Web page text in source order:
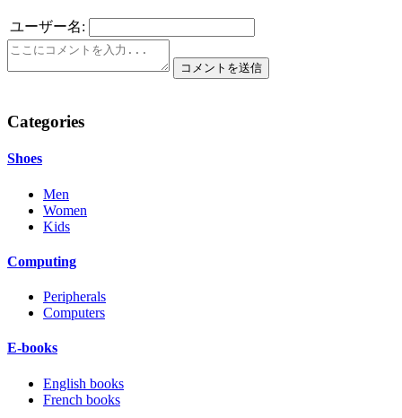
ユーザー名:
Categories
Shoes
Men
Women
Kids
Computing
Peripherals
Computers
E-books
English books
French books